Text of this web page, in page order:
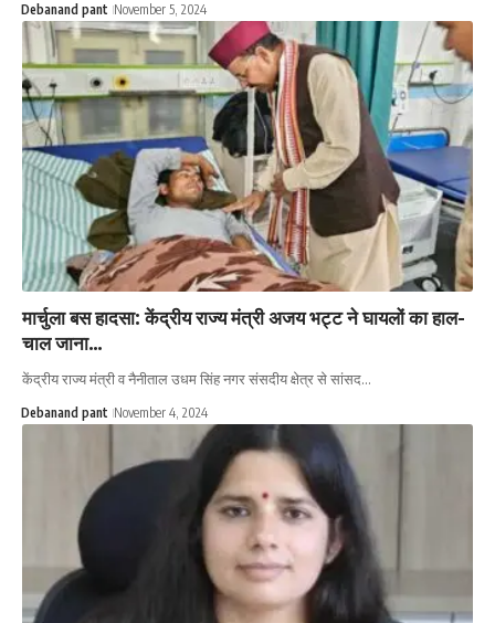
Debanand pant November 5, 2024
मार्चुला बस हादसा: केंद्रीय राज्य मंत्री अजय भट्ट ने घायलों का हाल-
चाल जाना…
केंद्रीय राज्य मंत्री व नैनीताल उधम सिंह नगर संसदीय क्षेत्र से सांसद…
Debanand pant November 4, 2024